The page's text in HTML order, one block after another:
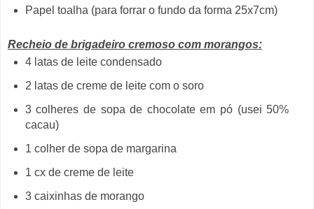
Papel toalha (para forrar o fundo da forma 25x7cm)
Recheio de brigadeiro cremoso com morangos:
4 latas de leite condensado
2 latas de creme de leite com o soro
3 colheres de sopa de chocolate em pó (usei 50%
cacau)
1 colher de sopa de margarina
1 cx de creme de leite
3 caixinhas de morango